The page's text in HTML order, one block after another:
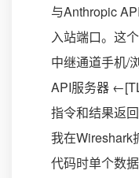
与Anthropic
入站端口。这
中继通道手机/
API服务器
指令和结果返
我在Wireshark
代码时单个数